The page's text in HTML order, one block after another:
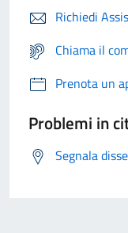
Richiedi
Chiama il
Prenota un
Problemi in
Segnala